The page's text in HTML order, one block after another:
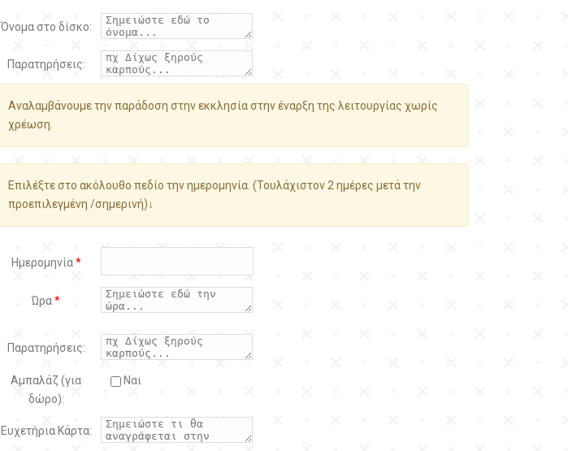
Όνομα στο δίσκο:
Παρατηρήσεις:
Αναλαμβάνουμε την παράδοση στην εκκλησία στην έναρξη της λειτουργίας χωρίς
χρέωση.
Επιλέξτε στο ακόλουθο πεδίο την ημερομηνία. (Τουλάχιστον 2 ημέρες μετά την
προεπιλεγμένη /σημερινή)↓
Ημερομηνία*
Ώρα*
Παρατηρήσεις:
Αμπαλάζ (για
δώρο):
Ναι
Ευχετήρια Κάρτα: